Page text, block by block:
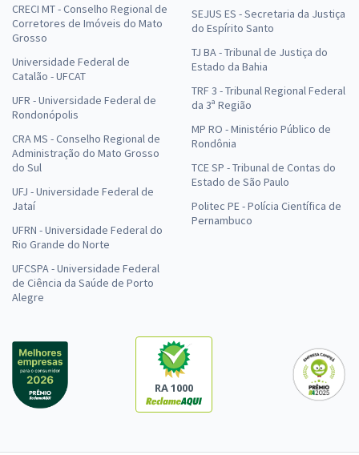
CRECI MT - Conselho Regional de
Corretores de Imóveis do Mato
Grosso
Universidade Federal de
Catalão - UFCAT
UFR - Universidade Federal de
Rondonópolis
CRA MS - Conselho Regional de
Administração do Mato Grosso
do Sul
UFJ - Universidade Federal de
Jataí
UFRN - Universidade Federal do
Rio Grande do Norte
UFCSPA - Universidade Federal
de Ciência da Saúde de Porto
Alegre
SEJUS ES - Secretaria da Justiça
do Espírito Santo
TJ BA - Tribunal de Justiça do
Estado da Bahia
TRF 3 - Tribunal Regional Federal
da 3ª Região
MP RO - Ministério Público de
Rondônia
TCE SP - Tribunal de Contas do
Estado de São Paulo
Politec PE - Polícia Científica de
Pernambuco
RA 1000